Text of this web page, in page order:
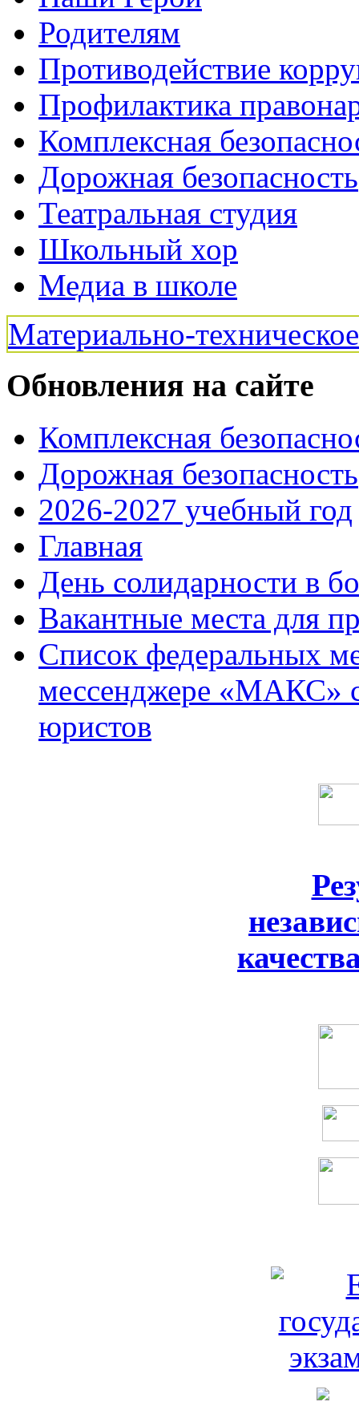
Родителям
Противодействие
Профилактика
Комплексная
Дорожная безопасность
Театральная студия
Школьный хор
Медиа в школе
Материально-
Обновления на сайте
Комплексная
Дорожная безопасность
2026-2027 учебный год
Главная
День солидарности в
Вакантные места для
Список федеральных
мессенджере «МАКС» с
юристов